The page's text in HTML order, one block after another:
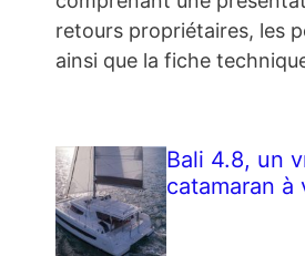
retours propriétaires, les
ainsi que la fiche
Bali 4.8, un
catamaran à